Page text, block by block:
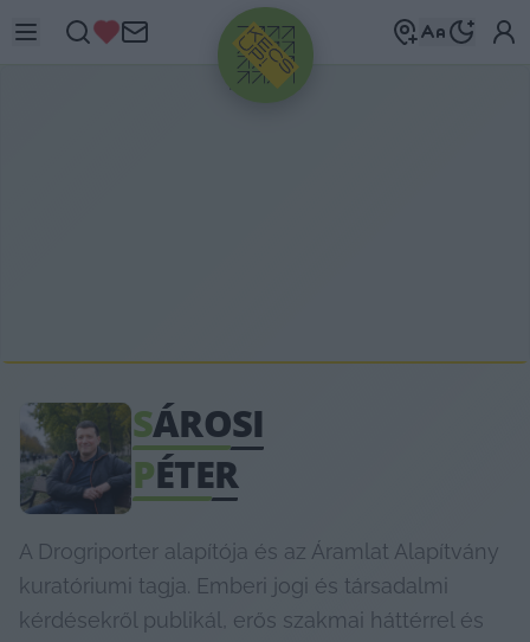
HIRDETÉS
SÁROSI
PÉTER
A Drogriporter alapítója és az Áramlat Alapítvány
kuratóriumi tagja. Emberi jogi és társadalmi
kérdésekről publikál, erős szakmai háttérrel és